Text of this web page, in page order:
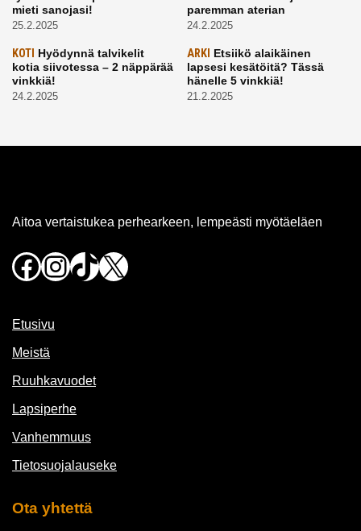
mieti sanojasi!
25.2.2025
paremman aterian
24.2.2025
KOTI Hyödynnä talvikelit
kotia siivotessa – 2 näppärää
vinkkiä!
24.2.2025
ARKI Etsiikö alaikäinen
lapsesi kesätöitä? Tässä
hänelle 5 vinkkiä!
21.2.2025
Aitoa vertaistukea perhearkeen, lempeästi myötäeläen
Facebook
Instagram
TikTok
X
Etusivu
Meistä
Ruuhkavuodet
Lapsiperhe
Vanhemmuus
Tietosuojalauseke
Ota yhtettä